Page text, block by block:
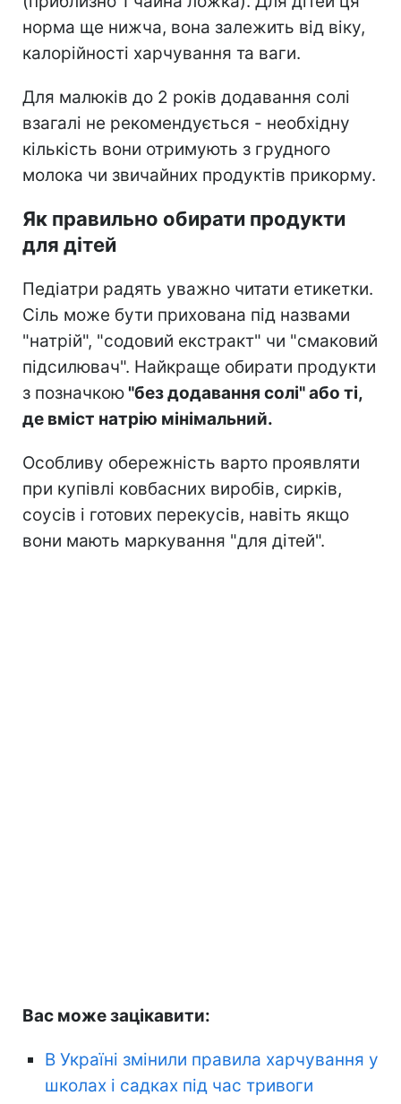
норма ще нижча, вона залежить від віку,
калорійності харчування та ваги.
Для малюків до 2 років додавання солі
взагалі не рекомендується - необхідну
кількість вони отримують з грудного
молока чи звичайних продуктів прикорму.
Як правильно обирати продукти
для дітей
Педіатри радять уважно читати етикетки.
Сіль може бути прихована під назвами
"натрій", "содовий екстракт" чи "смаковий
підсилювач". Найкраще обирати продукти
з позначкою "без додавання солі" або ті,
де вміст натрію мінімальний.
Особливу обережність варто проявляти
при купівлі ковбасних виробів, сирків,
соусів і готових перекусів, навіть якщо
вони мають маркування "для дітей".
Вас може зацікавити:
В Україні змінили правила харчування у
школах і садках під час тривоги